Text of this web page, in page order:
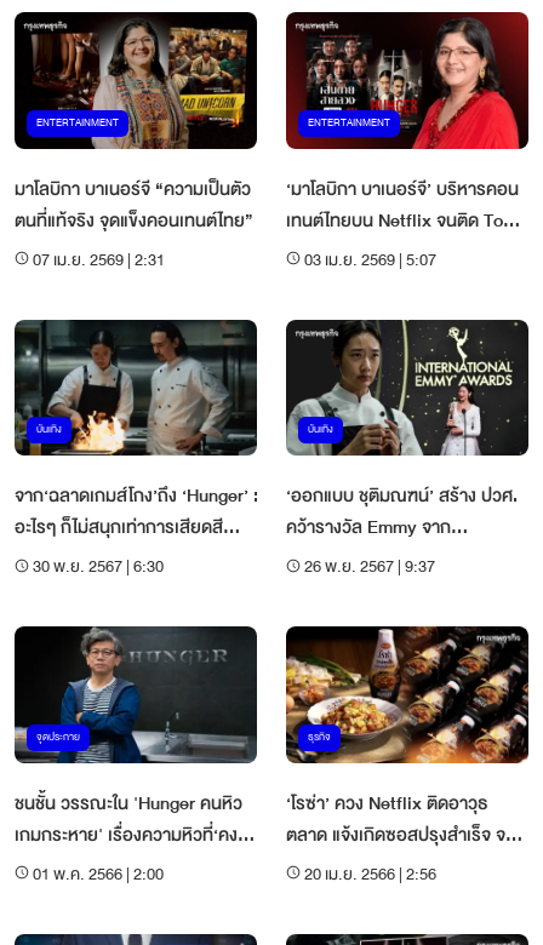
ENTERTAINMENT
มาโลบิกา บาเนอร์จี “ความเป็นตัว
ตนที่แท้จริง จุดแข็งคอนเทนต์ไทย”
07 เม.ย. 2569 | 2:31
ENTERTAINMENT
‘มาโลบิกา บาเนอร์จี’ บริหารคอน
เทนต์ไทยบน Netflix จนติด Top
Ten โลก
03 เม.ย. 2569 | 5:07
บันเทิง
จาก‘ฉลาดเกมส์โกง’ถึง ‘Hunger’ :
อะไรๆ ก็ไม่สนุกเท่าการเสียดสี
สังคมไทย
30 พ.ย. 2567 | 6:30
บันเทิง
‘ออกแบบ ชุติมณฑน์’ สร้าง ปวศ.
คว้ารางวัล Emmy จาก
‘HUNGER คนหิว เกมกระหาย’
26 พ.ย. 2567 | 9:37
จุดประกาย
ชนชั้น วรรณะใน 'Hunger คนหิว
เกมกระหาย' เรื่องความหิวที่‘คง
เดช’อยากเล่า
01 พ.ค. 2566 | 2:00
ธุรกิจ
‘โรซ่า’ ควง Netflix ติดอาวุธ
ตลาด แจ้งเกิดซอสปรุงสำเร็จ จาก
จอเสิร์ฟผู้บริโภค
20 เม.ย. 2566 | 2:56